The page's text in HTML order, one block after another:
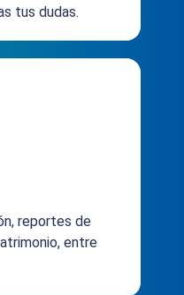
tus dudas.
reportes de
entre